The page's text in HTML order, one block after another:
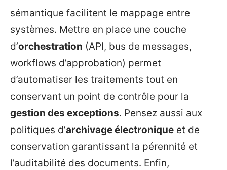
sémantique facilitent le mappage entre
systèmes. Mettre en place une couche
d’orchestration (API, bus de messages,
workflows d’approbation) permet
d’automatiser les traitements tout en
conservant un point de contrôle pour la
gestion des exceptions. Pensez aussi aux
politiques d’archivage électronique et de
conservation garantissant la pérennité et
l’auditabilité des documents. Enfin,